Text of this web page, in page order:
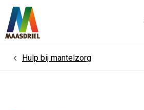
HomeHulp bij mantelzorg